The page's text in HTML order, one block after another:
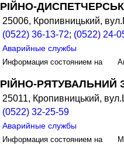
25006, Кропивницький,
(0522) 36-13-72; (0522) 24-
Аварийные службы
Информация состоянием на
РЯТУВАЛЬНИЙ
25011, Кропивницький,
(0522) 32-25-59
Аварийные службы
Информация состоянием на